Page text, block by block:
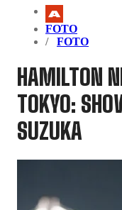
FOTO
FOTO
HAMILTON
TOKYO:
SUZUKA